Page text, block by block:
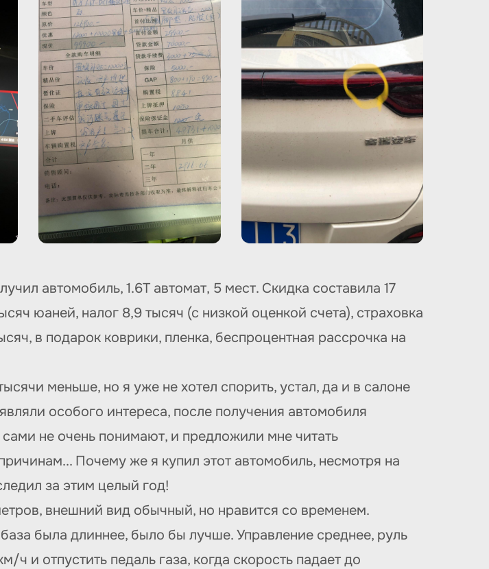
автомобиль, 1.6T автомат, 5 мест. Скидка составила 17
юаней, налог 8,9 тысяч (с низкой оценкой счета), страховка
в подарок коврики, пленка, беспроцентная рассрочка на
меньше, но я уже не хотел спорить, устал, да и в салоне
особого интереса, после получения автомобиля
сами не очень понимают, и предложили мне читать
Почему же я купил этот автомобиль, несмотря на
за этим целый год!
внешний вид обычный, но нравится со временем.
была длиннее, было бы лучше. Управление среднее, руль
и отпустить педаль газа, когда скорость падает до